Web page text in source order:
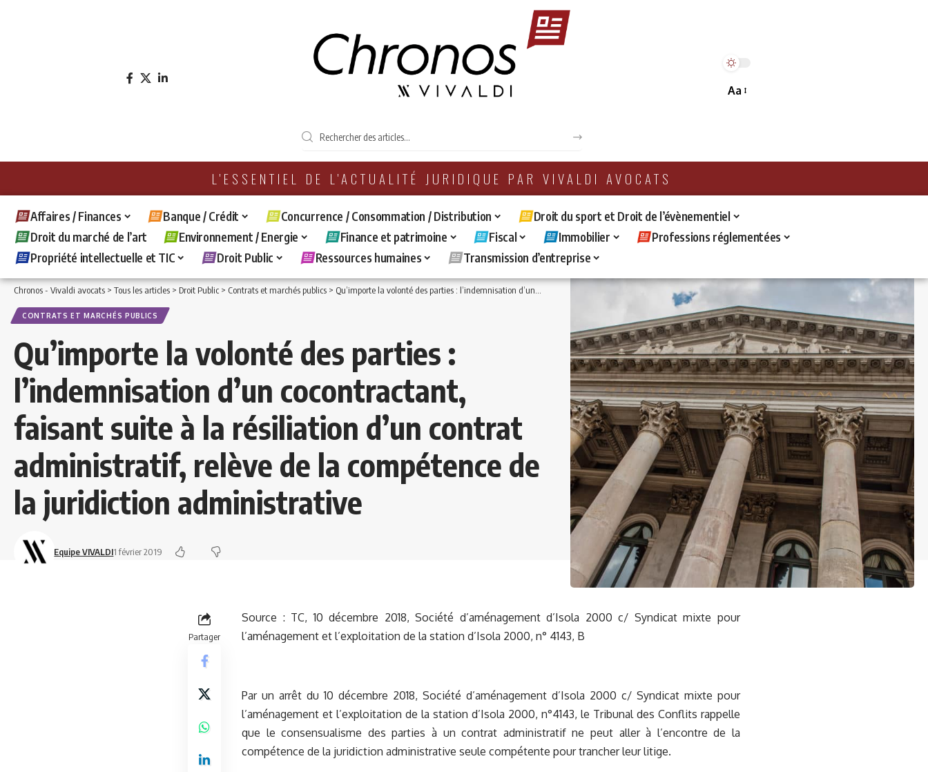
Aa
L'ESSENTIEL DE L'ACTUALITÉ JURIDIQUE PAR VIVALDI AVOCATS
Affaires / Finances Banque / Crédit Concurrence / Consommation / Distribution
Droit du sport et Droit de l’évènementiel
Droit du marché de l’art
Environnement / Energie Finance et patrimoine Fiscal Immobilier
Professions réglementées
Propriété intellectuelle et TIC
Droit Public Ressources humaines Transmission d’entreprise
Chronos - Vivaldi avocats > Tous les articles > Droit Public > Contrats et marchés publics > Qu’importe la volonté des parties : l’indemnisation d’un cocontractant, faisant suite à la résiliation d’un contrat administratif, relève de la compétence de la juridiction administrative
CONTRATS ET MARCHÉS PUBLICS
Qu’importe la volonté des parties :
l’indemnisation d’un cocontractant,
faisant suite à la résiliation d’un contrat
administratif, relève de la compétence de
la juridiction administrative
Equipe VIVALDI1 février 2019
Partager
Source : TC, 10 décembre 2018, Société d’aménagement d’Isola 2000 c/ Syndicat mixte pour
l’aménagement et l’exploitation de la station d’Isola 2000, n° 4143, B
Par un arrêt du 10 décembre 2018, Société d’aménagement d’Isola 2000 c/ Syndicat mixte pour
l’aménagement et l’exploitation de la station d’Isola 2000, n°4143, le Tribunal des Conflits rappelle
que le consensualisme des parties à un contrat administratif ne peut aller à l’encontre de la
compétence de la juridiction administrative seule compétente pour trancher leur litige.